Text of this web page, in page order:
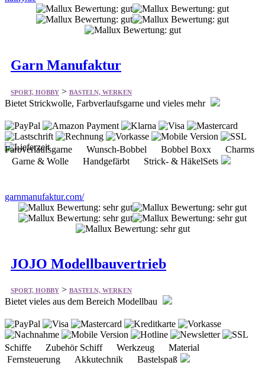
Garn Manufaktur
SPORT, HOBBY > BASTELN, WERKEN
Bietet Strickwolle, Farbverlaufsgarne und vieles mehr
Farbverlaufsgarne Wunsch-Bobbel Bobbel Boxx Charms
Garne & Wolle Handgefärbt Strick- & HäkelSets
garnmanufaktur.com/
JOJO Modellbauvertrieb
SPORT, HOBBY > BASTELN, WERKEN
Bietet vieles aus dem Bereich Modellbau
Schiffe Zubehör Schiff Werkzeug Material
Fernsteuerung Akkutechnik Bastelspaß